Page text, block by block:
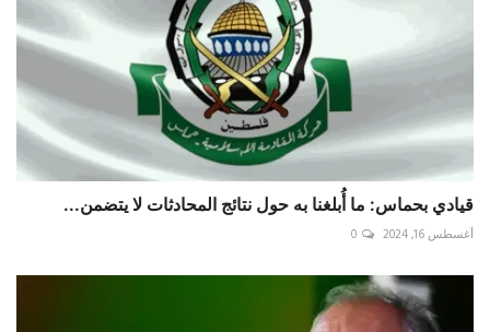
قيادي بحماس: ما أُبلغنا به حول نتائج المحادثات لا يتضمن...
أغسطس 16, 2024 0